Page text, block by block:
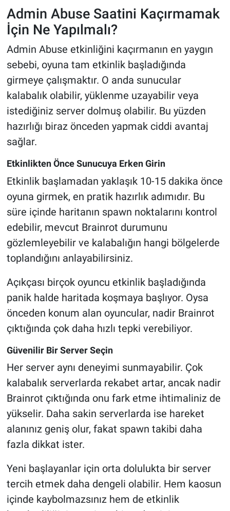
Admin Abuse Saatini Kaçırmamak
İçin Ne Yapılmalı?
Admin Abuse etkinliğini kaçırmanın en yaygın
sebebi, oyuna tam etkinlik başladığında
girmeye çalışmaktır. O anda sunucular
kalabalık olabilir, yüklenme uzayabilir veya
istediğiniz server dolmuş olabilir. Bu yüzden
hazırlığı biraz önceden yapmak ciddi avantaj
sağlar.
Etkinlikten Önce Sunucuya Erken Girin
Etkinlik başlamadan yaklaşık 10-15 dakika önce
oyuna girmek, en pratik hazırlık adımıdır. Bu
süre içinde haritanın spawn noktalarını kontrol
edebilir, mevcut Brainrot durumunu
gözlemleyebilir ve kalabalığın hangi bölgelerde
toplandığını anlayabilirsiniz.
Açıkçası birçok oyuncu etkinlik başladığında
panik halde haritada koşmaya başlıyor. Oysa
önceden konum alan oyuncular, nadir Brainrot
çıktığında çok daha hızlı tepki verebiliyor.
Güvenilir Bir Server Seçin
Her server aynı deneyimi sunmayabilir. Çok
kalabalık serverlarda rekabet artar, ancak nadir
Brainrot çıktığında onu fark etme ihtimaliniz de
yükselir. Daha sakin serverlarda ise hareket
alanınız geniş olur, fakat spawn takibi daha
fazla dikkat ister.
Yeni başlayanlar için orta dolulukta bir server
tercih etmek daha dengeli olabilir. Hem kaosun
içinde kaybolmazsınız hem de etkinlik